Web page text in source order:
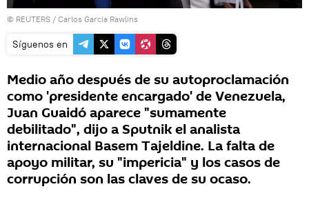
© REUTERS / Carlos Garcia Rawlins
Síguenos en
Medio año después de su autoproclamación
como 'presidente encargado' de Venezuela,
Juan Guaidó aparece "sumamente
debilitado", dijo a Sputnik el analista
internacional Basem Tajeldine. La falta de
apoyo militar, su "impericia" y los casos de
corrupción son las claves de su ocaso.